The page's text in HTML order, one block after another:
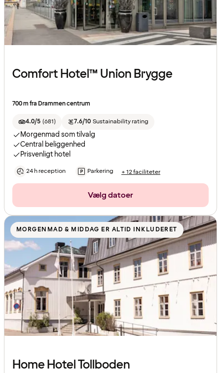
Comfort Hotel™ Union Brygge
700 m fra Drammen centrum
4.0/5 (681) 7.6/10 Sustainability rating
Morgenmad som tilvalg
Central beliggenhed
Prisvenligt hotel
24 h reception Parkering + 12 faciliteter
Vælg datoer
MORGENMAD & MIDDAG ER ALTID INKLUDERET
Home Hotel Tollboden